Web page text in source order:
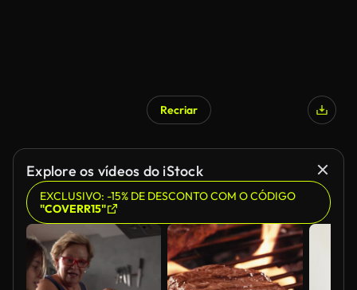
Recriar
Explore os vídeos do iStock
EXCLUSIVO: -15% DE DESCONTO COM O CÓDIGO
"COVERR15"